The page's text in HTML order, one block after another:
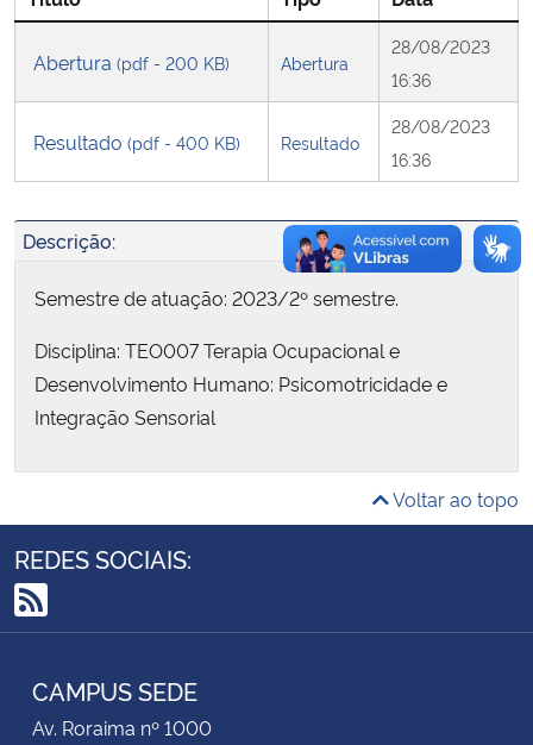
Secretaria-Geral
Gabinete de Segurança Institucional
Advocacia-Geral da União
Banco Central do Brasil
Abertura (pdf - 200 KB) Abertura
28/08/2023
16:36
Resultado (pdf - 400 KB) Resultado
28/08/2023
16:36
Descrição:
Semestre de atuação: 2023/2º semestre.
Disciplina: TEO007 Terapia Ocupacional e
Desenvolvimento Humano: Psicomotricidade e
Integração Sensorial
Voltar ao topo
REDES SOCIAIS:
RSS
CAMPUS SEDE
Av. Roraima nº 1000